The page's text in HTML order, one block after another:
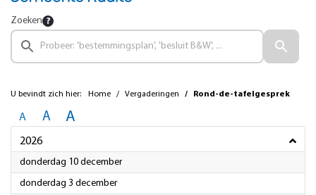
Zoeken
U bevindt zich hier: Home Vergaderingen Rond-de-tafelgesprek
A A A
2026
donderdag 10 december2026
donderdag 3 december2026